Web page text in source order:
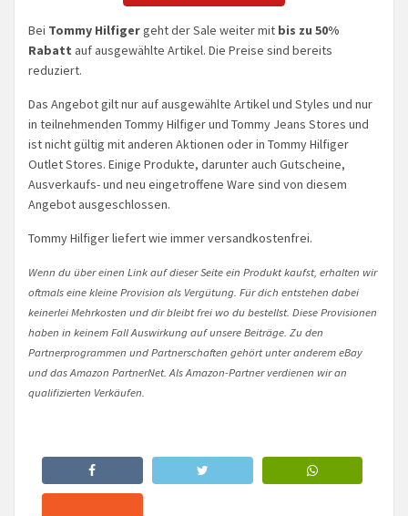
Bei Tommy Hilfigergeht der Sale weiter mit bis zu 50%
Rabatt auf ausgewählte Artikel. Die Preise sind bereits
reduziert.
Das Angebot gilt nur auf ausgewählte Artikel und Styles und nur
in teilnehmenden Tommy Hilfiger und Tommy Jeans Stores und
ist nicht gültig mit anderen Aktionen oder in Tommy Hilfiger
Outlet Stores. Einige Produkte, darunter auch Gutscheine,
Ausverkaufs- und neu eingetroffene Ware sind von diesem
Angebot ausgeschlossen.
Tommy Hilfiger liefert wie immer versandkostenfrei.
Wenn du über einen Link auf dieser Seite ein Produkt kaufst, erhalten wir
oftmals eine kleine Provision als Vergütung. Für dich entstehen dabei
keinerlei Mehrkosten und dir bleibt frei wo du bestellst. Diese Provisionen
haben in keinem Fall Auswirkung auf unsere Beiträge. Zu den
Partnerprogrammen und Partnerschaften gehört unter anderem eBay
und das Amazon PartnerNet. Als Amazon-Partner verdienen wir an
qualifizierten Verkäufen.